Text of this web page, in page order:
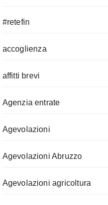
#retefin
accoglienza
affitti brevi
Agenzia entrate
Agevolazioni
Agevolazioni Abruzzo
Agevolazioni agricoltura